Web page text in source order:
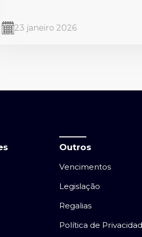
23 janeiro 2026
Outros
Vencimentos
Legislação
Regalias
Política de